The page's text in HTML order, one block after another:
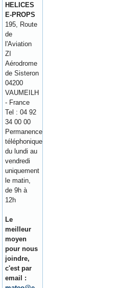
HELICES
E-PROPS
195, Route
de
l'Aviation
ZI
Aérodrome
de Sisteron
04200
VAUMEILH
- France
Tel : 04 92
34 00 00
Permanence
téléphonique
du lundi au
vendredi
uniquement
le matin,
de 9h à
12h
Le
meilleur
moyen
pour nous
joindre,
c'est par
email :